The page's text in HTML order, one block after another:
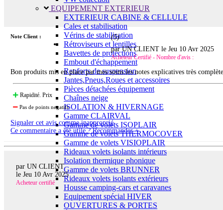
EQUIPEMENT EXTERIEUR
EXTERIEUR CABINE & CELLULE
Cales et stabilisation
Vérins de stabilisation
Rétroviseurs et lentilles
Bavettes de protections
Embout d'échappement
Renforts de suspension
Jantes,Pneus,Roues et accessoires
Pièces détachées équipement
Chaînes neige
ISOLATION & HIVERNAGE
Gamme CLAIRVAL
Gamme de volets ISOPLAIR
Gamme de volets THERMOCOVER
Gamme de volets VISIOPLAIR
Rideaux volets isolants intérieurs
Isolation thermique phonique
Gamme de volets BRUNNER
Rideaux volets isolants extérieurs
Housse camping-cars et caravanes
Equipement spécial HIVER
OUVERTURES & PORTES
Note Client : (5)
par UN CLIENT leJeu 10 Avr 2025
Acheteur Certifié - Nombre d'avis :
Bon produits mis en place par mes soins.les notes explicatives très
Rapidité. Prix
Pas de points negatifs
Signaler cet avis comme inapproprié
Ce commentaire a été utile ? Recommander +
par UN CLIENT
le Jeu 10 Avr 2025
Acheteur certifié